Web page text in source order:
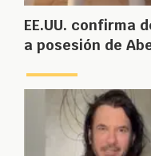
EE.UU. confirma
a posesión de